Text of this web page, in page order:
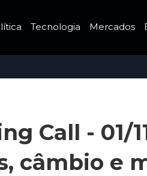
Tecnologia Mercados
Call - 01/
câmbio e